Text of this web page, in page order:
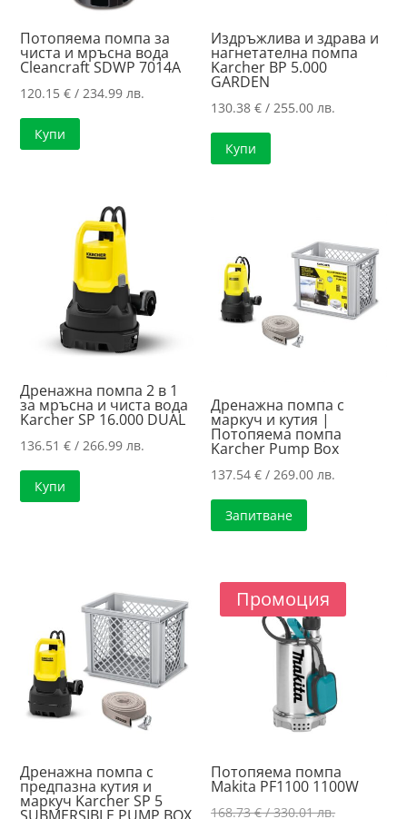
Потопяема помпа за
чиста и мръсна вода
Cleancraft SDWP 7014A
120.15€ / 234.99 лв.
Купи
Издръжлива и здрава и
нагнетателна помпа
Karcher BP 5.000
GARDEN
130.38€ / 255.00 лв.
Купи
Дренажна помпа 2 в 1
за мръсна и чиста вода
Karcher SP 16.000 DUAL
136.51€ / 266.99 лв.
Купи
Дренажна помпа с
маркуч и кутия |
Потопяема помпа
Karcher Pump Box
137.54€ / 269.00 лв.
Запитване
Дренажна помпа с
предпазна кутия и
маркуч Karcher SP 5
Промоция
Потопяема помпа
Makita PF1100 1100W
168.73€/ 330.01 лв.Original